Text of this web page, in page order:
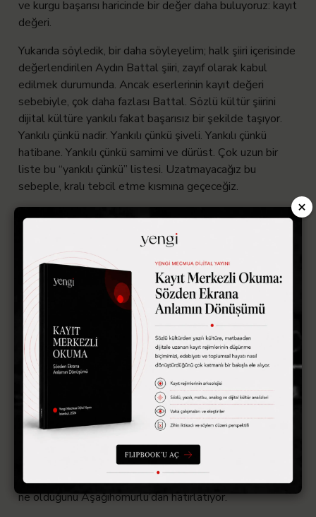
×
ve kurgu başarısı haricinde bir değer daha buluyoruz: kayıt
değeri.
Yukarıda söyledik, bir daha söyleyelim; halk şiiri içerisinde
değerlendirilen Aydın Battal şiiri, zayıf olarak kabul
edilmek durumunda. Ancak eserlerinin kayıt değeri
sebebiyle, çok daha fazlası Battal. Sözlü kültür şiirini
dijital kültüre yankılı fakat başarısız bir şekilde taşıyor.
Yankılı çünkü nadir. Yankılı çünkü şiveli. Yankılı çünkü
hatibane. Yankılı çünkü samimi ve dürüst. Çok uzun bir
liste bu “yankılı çünkü” listesi. Uzatmayacağız bu
sebeple, kralı tebcil etme kısmına geçeceğiz.
Tekrar tekrar hatırlamak gerekir: şiir söylenir ve bu
şekilde icra edilirdi. Matbaa sözü, görsel bir zeminde
düşünmeye imkân tanıdı ve şiiri buna göre yeniden
yarattı. Matbaanın şiire ve dahi hayatımıza ettikleri
elbette bunlarla sınırlı değil. Ancak şimdilik bunları ifade
etmekle yetinelim. Battal bu süreci atlamış bir isim.
Daha doğrusu matbuattan en az etkilenmiş bir hayat
tarzının içerisinde bitmiş biri. Dolayısıyla onun sözlerini şiir
tarihinden ziyade kayıt tarihi içerisinde anlamlı bir yere
koyabiliyoruz.
Battal, gördüğümüz üzere kamerasını açıyor ve
genellikle bir girizgâh ile şiirini söylüyor. Girizgahı, seçtiği
kelimeleri, söyleyiş tarzı, yöresine uygun ağzı, yüzü ve
gövdesiyle birlikte şiiri bir bütün haline geliyor. Şiirini
kendi mevcudiyeti dışında değerlendiremiyoruz. Çünkü
kendi mevcudiyeti ve söylediği şiir bir. Böylece bize şiirin
ne olduğunu Aşağıhomurlu’dan hatırlatıyor.